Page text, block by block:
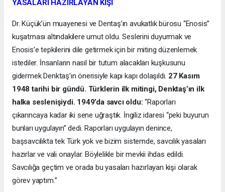
YASALARI HAZIRLAYAN KİŞİ
Dr. Küçük’ün muayenesi ve Dentaş’ın avukatlık bürosu “Enosis”
kuşatması altındakilere umut oldu. Seslerini duyurmak ve
Enosis’e tepkilerini dile getirmek için bir miting düzenlemek
istediler. İnsanların nasıl bir tutum alacakları kuşkusunu
gidermek Denktaş’ın önerisiyle kapı kapı dolaşıldı. 27 Kasım
1948 tarihi bir gündü. Türklerin ilk mitingi, Denktaş’ın ilk
halka seslenişiydi. 1949’da savcı oldu:“Raporları
çıkarıncaya kadar iki sene uğraştık. İngiliz idaresi “peki buyurun
bunları uygulayın” dedi. Raporları uygulayın denince,
başsavcılıkta tek Türk yok ve bizim sistemde, savcılık yasaları
hazırlar ve vali onaylar. Böylelikle bir mevkii ihdas edildi.
Savcılığa geçtim ve orada bu yasaları hazırlayan kişi olarak
görev yaptım.”